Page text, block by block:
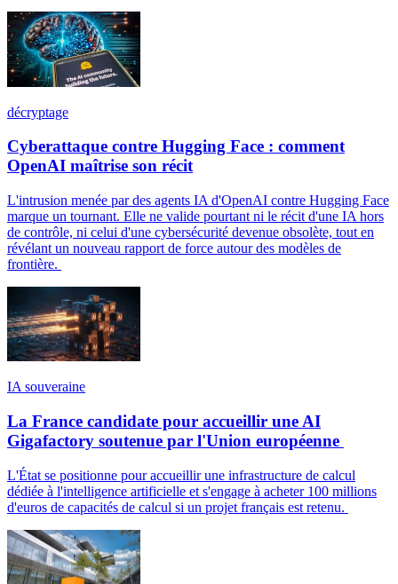
décryptage
Cyberattaque contre Hugging Face : comment
OpenAI maîtrise son récit
L'intrusion menée par des agents IA d'OpenAI contre Hugging Face
marque un tournant. Elle ne valide pourtant ni le récit d'une IA hors
de contrôle, ni celui d'une cybersécurité devenue obsolète, tout en
révélant un nouveau rapport de force autour des modèles de
frontière.
IA souveraine
La France candidate pour accueillir une AI
Gigafactory soutenue par l'Union européenne
L'État se positionne pour accueillir une infrastructure de calcul
dédiée à l'intelligence artificielle et s'engage à acheter 100 millions
d'euros de capacités de calcul si un projet français est retenu.